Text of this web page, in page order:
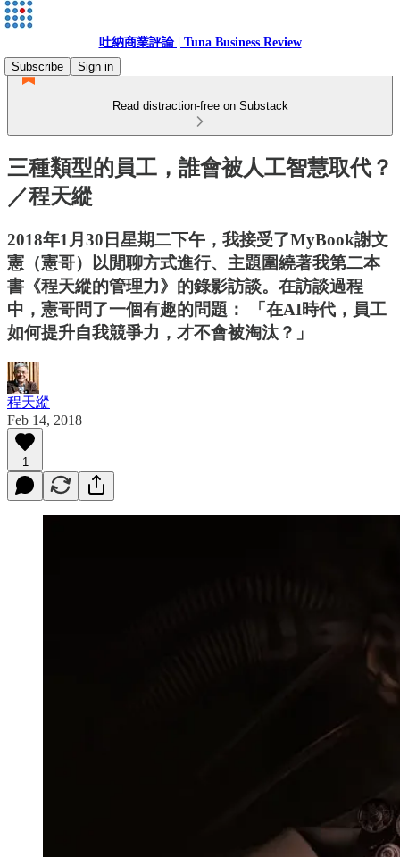
吐納商業評論 | Tuna Business Review
Subscribe
Sign in
Read distraction-free on Substack
三種類型的員工，誰會被人工智慧取代？
／程天縱
2018年1月30日星期二下午，我接受了MyBook謝文
憲（憲哥）以閒聊方式進行、主題圍繞著我第二本
書《程天縱的管理力》的錄影訪談。在訪談過程
中，憲哥問了一個有趣的問題： 「在AI時代，員工
如何提升自我競爭力，才不會被淘汰？」
程天縱
Feb 14, 2018
1